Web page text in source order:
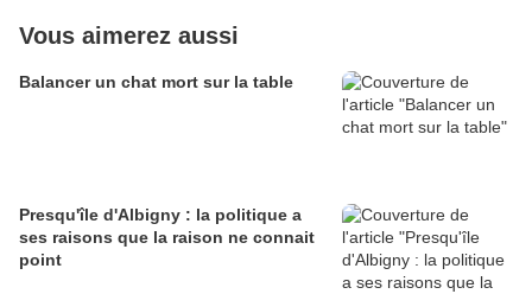
Vous aimerez aussi
Balancer un chat mort sur la table
Presqu'île d'Albigny : la politique a
ses raisons que la raison ne connait
point